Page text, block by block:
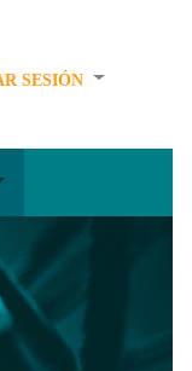
SESIÓN